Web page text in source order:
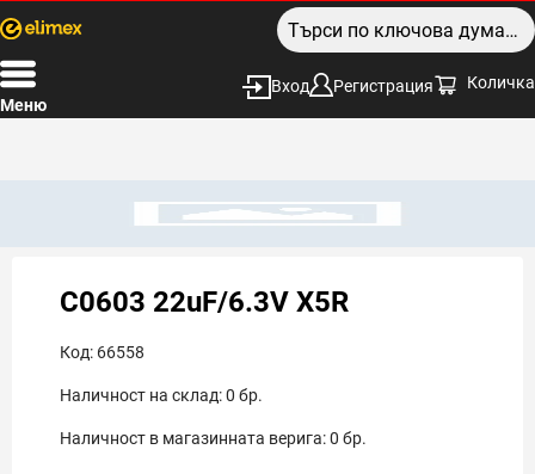
Меню
Вход Регистрация Количка
C0603 22uF/6.3V X5R
Код: 66558
Наличност на склад:0 бр.
Наличност в магазинната верига:0 бр.